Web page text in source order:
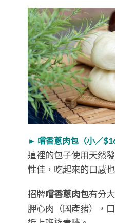
► 嚐香蔥肉包（小／
這裡的包子使用天然
性佳，吃起來的口感
招牌嚐香蔥肉包有分
胛心肉（國產豬），